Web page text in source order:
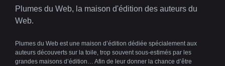
Plumes du Web, la maison d'édition des auteurs du
Web.
Plumes du Web est une maison d’édition dédiée spécialement aux
auteurs découverts sur la toile, trop souvent sous-estimés par les
grandes maisons d’édition… Afin de leur donner la chance d’être